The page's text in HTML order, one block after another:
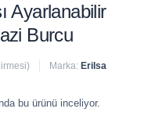
Ayarlanabilir
Burcu
Marka: Erilsa
bu ürünü inceliyor.